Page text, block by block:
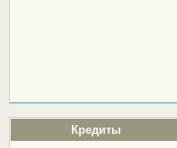
Кредиты